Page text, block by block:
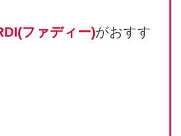
ファディー)がおすす